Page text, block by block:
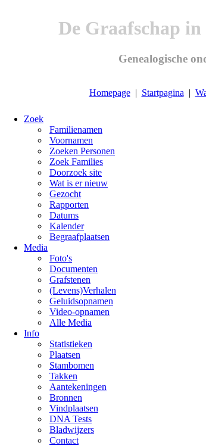
De Graafschap
Genealogische
Homepage| Startpagina |
Zoek
Familienamen
Voornamen
Zoeken Personen
Zoek Families
Doorzoek site
Wat is er nieuw
Gezocht
Rapporten
Datums
Kalender
Begraafplaatsen
Media
Foto's
Documenten
Grafstenen
(Levens)Verhalen
Geluidsopnamen
Video-opnamen
Alle Media
Info
Statistieken
Plaatsen
Stambomen
Takken
Aantekeningen
Bronnen
Vindplaatsen
DNA Tests
Bladwijzers
Contact